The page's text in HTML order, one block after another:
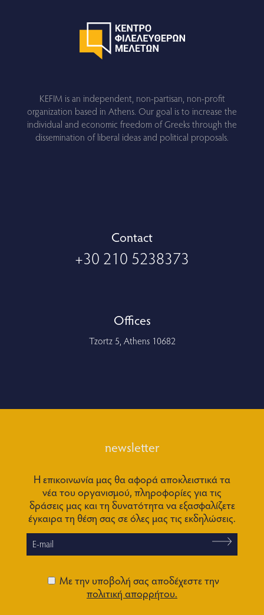
KEFIM is an independent, non-partisan, non-profit
organization based in Athens. Our goal is to increase the
individual and economic freedom of Greeks through the
dissemination of liberal ideas and political proposals.
Contact
+30 210 5238373
Offices
Tzortz 5, Athens 10682
newsletter
Η επικοινωνία μας θα αφορά αποκλειστικά τα
νέα του οργανισμού, πληροφορίες για τις
δράσεις μας και τη δυνατότητα να εξασφαλίζετε
έγκαιρα τη θέση σας σε όλες μας τις εκδηλώσεις.
Με την υποβολή σας αποδέχεστε την
πολιτική απορρήτου.